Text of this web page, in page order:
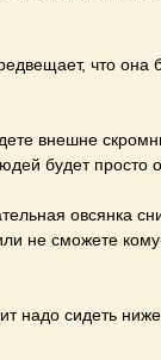
что она
внешне
будет просто
овсянка
не сможете
надо сидеть